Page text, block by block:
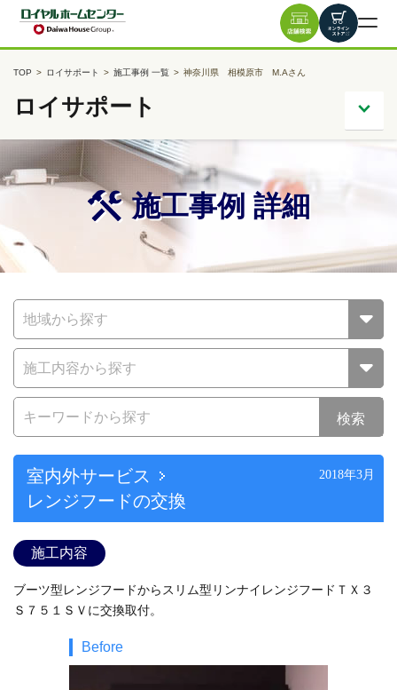
TOP ロイサポート 施工事例 一覧 神奈川県 相模原市 M.Aさん
ロイサポート
施工事例 詳細
検索
室内外サービス
レンジフードの交換
2018年3月
施工内容
ブーツ型レンジフードからスリム型リンナイレンジフードＴＸ３
Ｓ７５１ＳＶに交換取付。
Before